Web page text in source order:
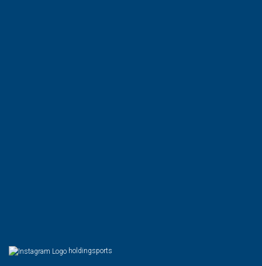
holdingsports